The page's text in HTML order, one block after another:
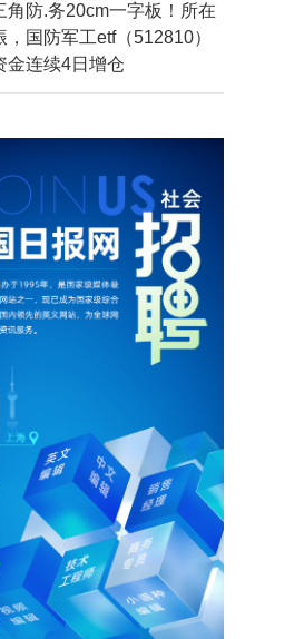
角防.务20cm一字板！所在
国防军工etf（512810）
金连续4日增仓